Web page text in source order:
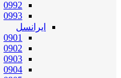
0992
0993
ایرانسل
0901
0902
0903
0904